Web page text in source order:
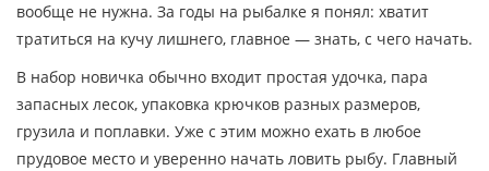
вообще не нужна. За годы на рыбалке я понял: хватит
тратиться на кучу лишнего, главное — знать, с чего начать.
В набор новичка обычно входит простая удочка, пара
запасных лесок, упаковка крючков разных размеров,
грузила и поплавки. Уже с этим можно ехать в любое
прудовое место и уверенно начать ловить рыбу. Главный